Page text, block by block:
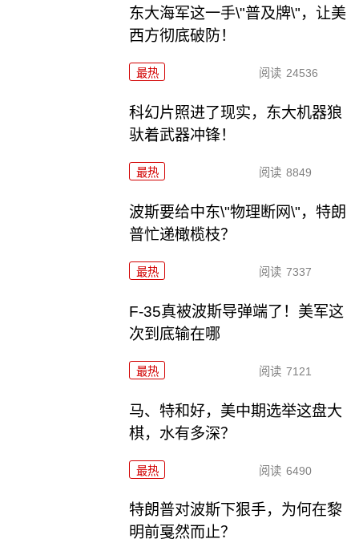
东大海军这一手\"普及牌\"，让美
西方彻底破防！
最热 阅读 24536
科幻片照进了现实，东大机器狼
驮着武器冲锋！
最热 阅读 8849
波斯要给中东\"物理断网\"，特朗
普忙递橄榄枝？
最热 阅读 7337
F-35真被波斯导弹端了！美军这
次到底输在哪
最热 阅读 7121
马、特和好，美中期选举这盘大
棋，水有多深？
最热 阅读 6490
特朗普对波斯下狠手，为何在黎
明前戛然而止？